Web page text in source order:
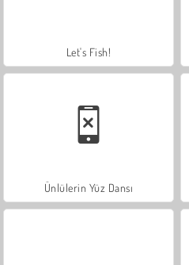
Let's Fish!
Ünlülerin Yüz Dansı